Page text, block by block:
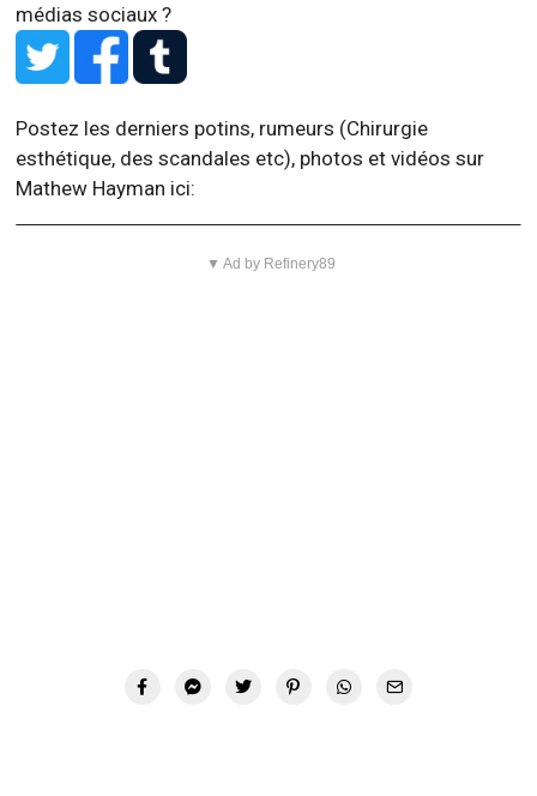
médias sociaux ?
Postez les derniers potins, rumeurs (Chirurgie
esthétique, des scandales etc), photos et vidéos sur
Mathew Hayman ici:
▼ Ad by Refinery89